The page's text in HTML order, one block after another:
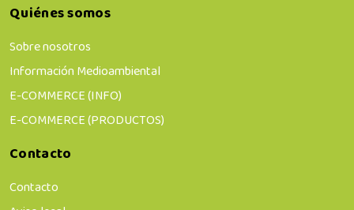
Quiénes somos
Sobre nosotros
Información Medioambiental
E-COMMERCE (INFO)
E-COMMERCE (PRODUCTOS)
Contacto
Contacto